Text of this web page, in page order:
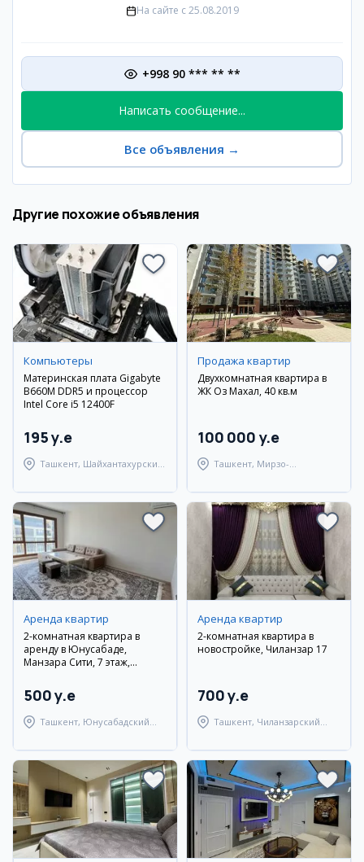
На сайте с 25.08.2019
+998 90 *** ** **
Написать сообщение...
Все объявления →
Другие похожие объявления
Компьютеры
Материнская плата Gigabyte
B660M DDR5 и процессор
Intel Core i5 12400F
195 y.e
Ташкент, Шайхантахурский
Продажа квартир
Двухкомнатная квартира в
ЖК Оз Махал, 40 кв.м
100 000 y.e
Ташкент, Мирзо-
Аренда квартир
2-комнатная квартира в
аренду в Юнусабаде,
Манзара Сити, 7 этаж,
500 y.e
Ташкент, Юнусабадский
Аренда квартир
2-комнатная квартира в
новостройке, Чиланзар 17
700 y.e
Ташкент, Чиланзарский